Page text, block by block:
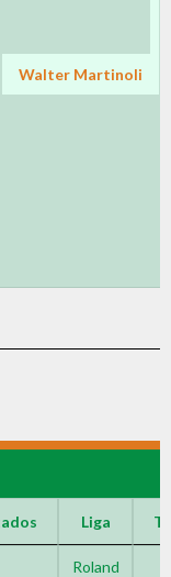
Walter Martinoli
Liga
Roland